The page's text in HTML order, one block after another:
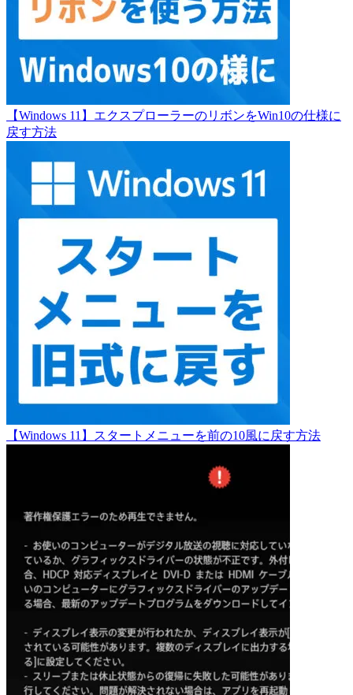
【Windows 11】エクスプローラーのリボンをWin10の仕様に
戻す方法
【Windows 11】スタートメニューを前の10風に戻す方法